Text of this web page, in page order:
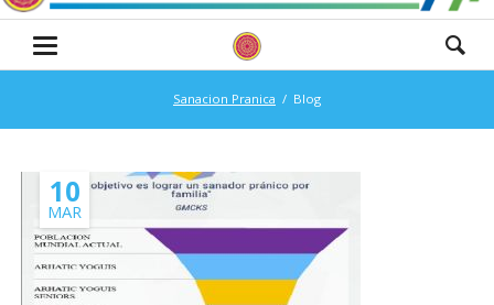
Sanacion Pranica Blog
10
MAR